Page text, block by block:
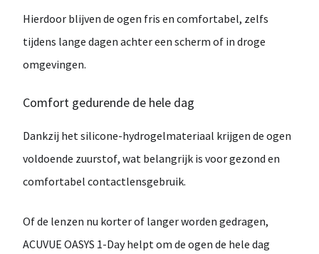
Hierdoor blijven de ogen fris en comfortabel, zelfs
tijdens lange dagen achter een scherm of in droge
omgevingen.
Comfort gedurende de hele dag
Dankzij het silicone-hydrogelmateriaal krijgen de ogen
voldoende zuurstof, wat belangrijk is voor gezond en
comfortabel contactlensgebruik.
Of de lenzen nu korter of langer worden gedragen,
ACUVUE OASYS 1-Dayhelpt om de ogen de hele dag